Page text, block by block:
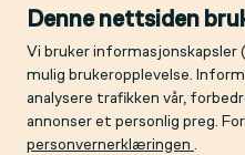
Denne nettsiden
Vi bruker informasjonskapsler
mulig brukeropplevelse.
analysere trafikken vår,
annonser et personlig preg.
personvernerklæringen .